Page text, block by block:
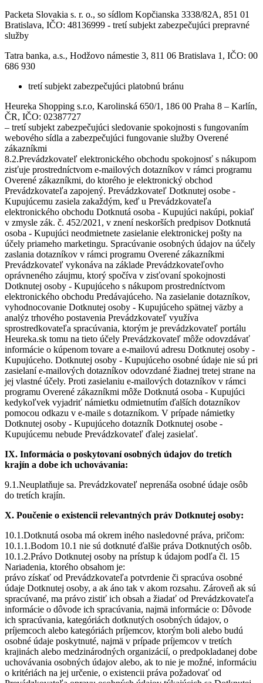
Packeta Slovakia s. r. o., so sídlom Kopčianska 3338/82A, 851 01
Bratislava, IČO: 48136999 - tretí subjekt zabezpečujúci prepravné
služby
Tatra banka, a.s., Hodžovo námestie 3, 811 06 Bratislava 1, IČO: 00
686 930
tretí subjekt zabezpečujúci platobnú bránu
Heureka Shopping s.r.o, Karolinská 650/1, 186 00 Praha 8 – Karlín,
ČR, IČO: 02387727
– tretí subjekt zabezpečujúci sledovanie spokojnosti s fungovaním
webového sídla a zabezpečujúci fungovanie služby Overené
zákazníkmi
8.2.Prevádzkovateľ elektronického obchodu spokojnosť s nákupom
zisťuje prostredníctvom e-mailových dotazníkov v rámci programu
Overené zákazníkmi, do ktorého je elektronický obchod
Prevádzkovateľa zapojený. Prevádzkovateľ Dotknutej osobe -
Kupujúcemu zasiela zakaždým, keď u Prevádzkovateľa
elektronického obchodu Dotknutá osoba - Kupujúci nakúpi, pokiaľ
v zmysle zák. č. 452/2021, v znení neskorších predpisov Dotknutá
osoba - Kupujúci neodmietnete zasielanie elektronickej pošty na
účely priameho marketingu. Spracúvanie osobných údajov na účely
zaslania dotazníkov v rámci programu Overené zákazníkmi
Prevádzkovateľ vykonáva na základe Prevádzkovateľovho
oprávneného záujmu, ktorý spočíva v zisťovaní spokojnosti
Dotknutej osoby - Kupujúceho s nákupom prostredníctvom
elektronického obchodu Predávajúceho. Na zasielanie dotazníkov,
vyhodnocovanie Dotknutej osoby - Kupujúceho spätnej väzby a
analýz trhového postavenia Prevádzkovateľ využíva
sprostredkovateľa spracúvania, ktorým je prevádzkovateľ portálu
Heureka.sk tomu na tieto účely Prevádzkovateľ môže odovzdávať
informácie o kúpenom tovare a e-mailovú adresu Dotknutej osoby -
Kupujúceho. Dotknutej osoby - Kupujúceho osobné údaje nie sú pri
zasielaní e-mailových dotazníkov odovzdané žiadnej tretej strane na
jej vlastné účely. Proti zasielaniu e-mailových dotazníkov v rámci
programu Overené zákazníkmi môže Dotknutá osoba - Kupujúci
kedykoľvek vyjadriť námietku odmietnutím ďalších dotazníkov
pomocou odkazu v e-maile s dotazníkom. V prípade námietky
Dotknutej osoby - Kupujúceho dotazník Dotknutej osobe -
Kupujúcemu nebude Prevádzkovateľ ďalej zasielať.
IX. Informácia o poskytovaní osobných údajov do tretích
krajín a dobe ich uchovávania:
9.1.Neuplatňuje sa. Prevádzkovateľ neprenáša osobné údaje osôb
do tretích krajín.
X. Poučenie o existencii relevantných práv Dotknutej osoby:
10.1.Dotknutá osoba má okrem iného nasledovné práva, pričom:
10.1.1.Bodom 10.1 nie sú dotknuté ďalšie práva Dotknutých osôb.
10.1.2.Právo Dotknutej osoby na prístup k údajom podľa čl. 15
Nariadenia, ktorého obsahom je:
právo získať od Prevádzkovateľa potvrdenie či spracúva osobné
údaje Dotknutej osoby, a ak áno tak v akom rozsahu. Zároveň ak sú
spracúvané, ma právo zistiť ich obsah a žiadať od Prevádzkovateľa
informácie o dôvode ich spracúvania, najmä informácie o: Dôvode
ich spracúvania, kategóriách dotknutých osobných údajov, o
príjemcoch alebo kategóriách príjemcov, ktorým boli alebo budú
osobné údaje poskytnuté, najmä v prípade príjemcov v tretích
krajinách alebo medzinárodných organizácií, o predpokladanej dobe
uchovávania osobných údajov alebo, ak to nie je možné, informáciu
o kritériách na jej určenie, o existencii práva požadovať od